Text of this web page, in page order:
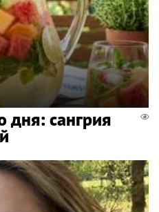
дня: сангрия